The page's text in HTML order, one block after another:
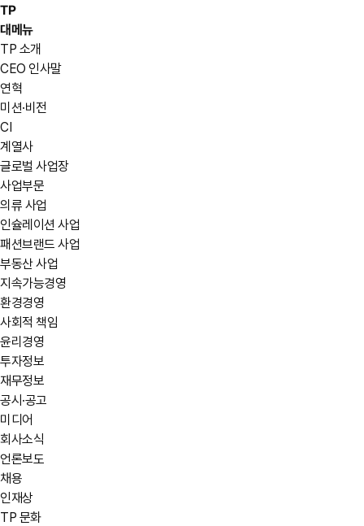
TP
대메뉴
TP 소개
CEO 인사말
연혁
미션·비전
CI
계열사
글로벌 사업장
사업부문
의류 사업
인슐레이션 사업
패션브랜드 사업
부동산 사업
지속가능경영
환경경영
사회적 책임
윤리경영
투자정보
재무정보
공시·공고
미디어
회사소식
언론보도
채용
인재상
TP 문화